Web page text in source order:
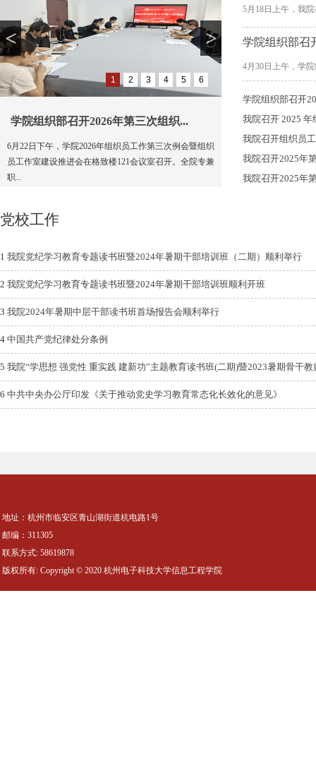
学院组织部召开2026年第三次组织...
6月22日下午，学院2026年组织员工作第三次例会暨组织
员工作室建设推进会在格致楼121会议室召开。全院专兼
职...
< >
1 2 3 4 5 6
5月18日上午，我
学院组织部召
4月30日上午，学
学院组织部召开
我院召开 2025
我院召开2025年
我院召开2025年
党校工作
1 我院党纪学习教育专题读书班暨2024年暑期干部培训班（二期）顺利举行
2 我院党纪学习教育专题读书班暨2024年暑期干部培训班顺利开班
3 我院2024年暑期中层干部读书班首场报告会顺利举行
4 中国共产党纪律处分条例
5 我院“学思想 强党性 重实践 建新功”主题教育读书班(二期)暨2023暑期骨干
6 中共中央办公厅印发《关于推动党史学习教育常态化长效化的意见》
地址：杭州市临安区青山湖街道杭电路1号
邮编：311305
联系方式: 58619878
版权所有: Copyright © 2020 杭州电子科技大学信息工程学院